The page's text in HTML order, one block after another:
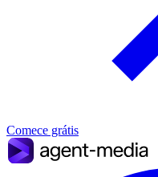
Comece grátis